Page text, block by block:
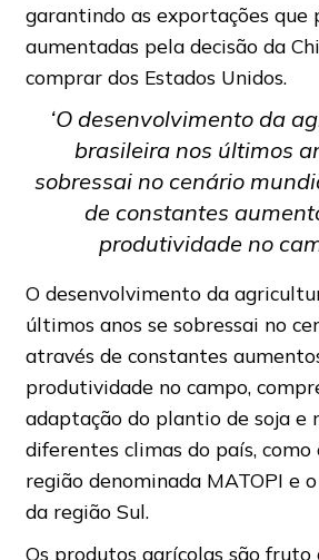
garantindo as exportações que
aumentadas pela decisão da
comprar dos Estados Unidos.
‘O desenvolvimento da
brasileira nos últimos
sobressai no cenário
de constantes
produtividade no
O desenvolvimento da
últimos anos se sobressai no
através de constantes
produtividade no campo,
adaptação do plantio de soja e
diferentes climas do país, como
região denominada MATOPI e
da região Sul.
Os produtos agrícolas são